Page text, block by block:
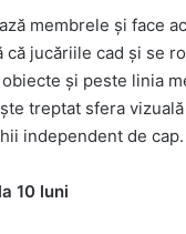
membrele și face
că jucăriile cad și se
obiecte și peste linia
treptat sfera
independent de cap.
10 luni